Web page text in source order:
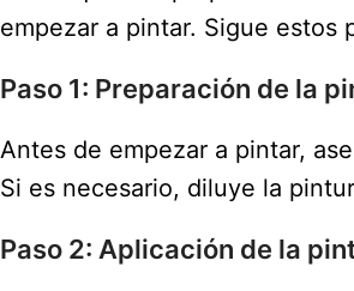
empezar a pintar. Sigue estos
Paso 1: Preparación de la
Antes de empezar a pintar,
Si es necesario, diluye la
Paso 2: Aplicación de la